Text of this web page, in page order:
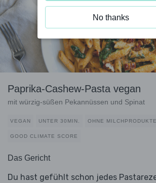
Paprika-Cashew-Pasta vegan
mit würzig-süßen Pekannüssen und Spinat
VEGAN UNTER 30MIN. OHNE MILCHPRODUKTE
GOOD CLIMATE SCORE
Das Gericht
Du hast gefühlt schon jedes
No thanks